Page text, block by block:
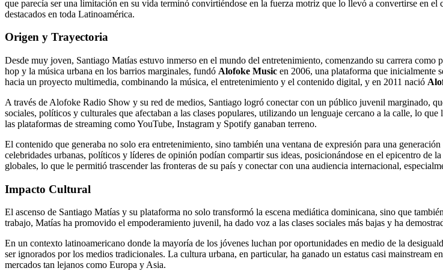
que parecía ser una limitación en su vida terminó convirtiéndose en la fuerza motriz que lo llevó a convertirse en
destacados en toda Latinoamérica.
Origen y Trayectoria
Desde muy joven, Santiago Matías estuvo inmerso en el mundo del entretenimiento, comenzando su carrera
hop y la música urbana en los barrios marginales, fundó Alofoke Music en 2006, una plataforma que inicialmente
hacia un proyecto multimedia, combinando la música, el entretenimiento y el contenido digital, y en 2011 nació
A través de Alofoke Radio Show y su red de medios, Santiago logró conectar con un público juvenil marginado,
sociales, políticos y culturales que afectaban a las clases populares, utilizando un lenguaje cercano a la calle, lo
las plataformas de streaming como YouTube, Instagram y Spotify ganaban terreno.
El contenido que generaba no solo era entretenimiento, sino también una ventana de expresión para una
celebridades urbanas, políticos y líderes de opinión podían compartir sus ideas, posicionándose en el epicentro de
globales, lo que le permitió trascender las fronteras de su país y conectar con una audiencia internacional,
Impacto Cultural
El ascenso de Santiago Matías y su plataforma no solo transformó la escena mediática dominicana, sino que
trabajo, Matías ha promovido el empoderamiento juvenil, ha dado voz a las clases sociales más bajas y ha
En un contexto latinoamericano donde la mayoría de los jóvenes luchan por oportunidades en medio de la
ser ignorados por los medios tradicionales. La cultura urbana, en particular, ha ganado un estatus casi
mercados tan lejanos como Europa y Asia.